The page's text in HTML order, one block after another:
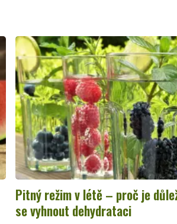
Pitný režim v létě – proč je
se vyhnout dehydrataci